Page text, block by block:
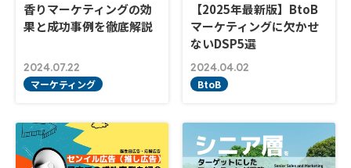
香りマーケティングの効
果と成功事例を徹底解説
2024.07.22
マーケティング
【2025年最新版】BtoB
マーケティングに欠かせ
ないDSP5選
2024.04.02
BtoB